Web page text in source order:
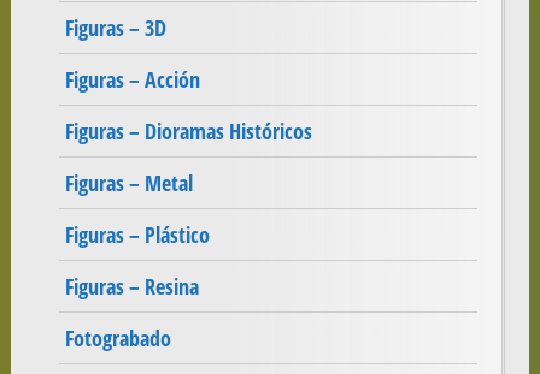
Figuras – 3D
Figuras – Acción
Figuras – Dioramas Históricos
Figuras – Metal
Figuras – Plástico
Figuras – Resina
Fotograbado